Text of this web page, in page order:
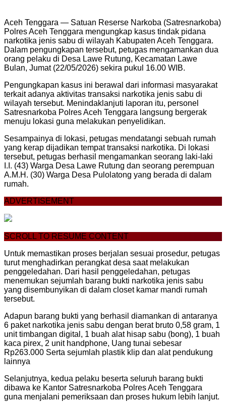
Aceh Tenggara — Satuan Reserse Narkoba (Satresnarkoba)
Polres Aceh Tenggara mengungkap kasus tindak pidana
narkotika jenis sabu di wilayah Kabupaten Aceh Tenggara.
Dalam pengungkapan tersebut, petugas mengamankan dua
orang pelaku di Desa Lawe Rutung, Kecamatan Lawe
Bulan, Jumat (22/05/2026) sekira pukul 16.00 WIB.
Pengungkapan kasus ini berawal dari informasi masyarakat
terkait adanya aktivitas transaksi narkotika jenis sabu di
wilayah tersebut. Menindaklanjuti laporan itu, personel
Satresnarkoba Polres Aceh Tenggara langsung bergerak
menuju lokasi guna melakukan penyelidikan.
Sesampainya di lokasi, petugas mendatangi sebuah rumah
yang kerap dijadikan tempat transaksi narkotika. Di lokasi
tersebut, petugas berhasil mengamankan seorang laki-laki
I.I. (43) Warga Desa Lawe Rutung dan seorang perempuan
A.M.H. (30) Warga Desa Pulolatong yang berada di dalam
rumah.
ADVERTISEMENT
SCROLL TO RESUME CONTENT
Untuk memastikan proses berjalan sesuai prosedur, petugas
turut menghadirkan perangkat desa saat melakukan
penggeledahan. Dari hasil penggeledahan, petugas
menemukan sejumlah barang bukti narkotika jenis sabu
yang disembunyikan di dalam closet kamar mandi rumah
tersebut.
Adapun barang bukti yang berhasil diamankan di antaranya
6 paket narkotika jenis sabu dengan berat bruto 0,58 gram, 1
unit timbangan digital, 1 buah alat hisap sabu (bong), 1 buah
kaca pirex, 2 unit handphone, Uang tunai sebesar
Rp263.000 Serta sejumlah plastik klip dan alat pendukung
lainnya
Selanjutnya, kedua pelaku beserta seluruh barang bukti
dibawa ke Kantor Satresnarkoba Polres Aceh Tenggara
guna menjalani pemeriksaan dan proses hukum lebih lanjut.